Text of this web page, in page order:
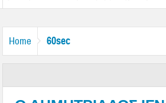
Home 60sec